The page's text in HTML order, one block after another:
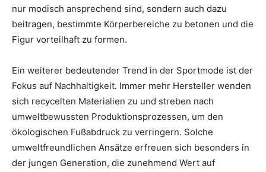
nur modisch ansprechend sind, sondern auch dazu
beitragen, bestimmte Körperbereiche zu betonen und die
Figur vorteilhaft zu formen.
Ein weiterer bedeutender Trend in der Sportmode ist der
Fokus auf Nachhaltigkeit. Immer mehr Hersteller wenden
sich recycelten Materialien zu und streben nach
umweltbewussten Produktionsprozessen, um den
ökologischen Fußabdruck zu verringern. Solche
umweltfreundlichen Ansätze erfreuen sich besonders in
der jungen Generation, die zunehmend Wert auf